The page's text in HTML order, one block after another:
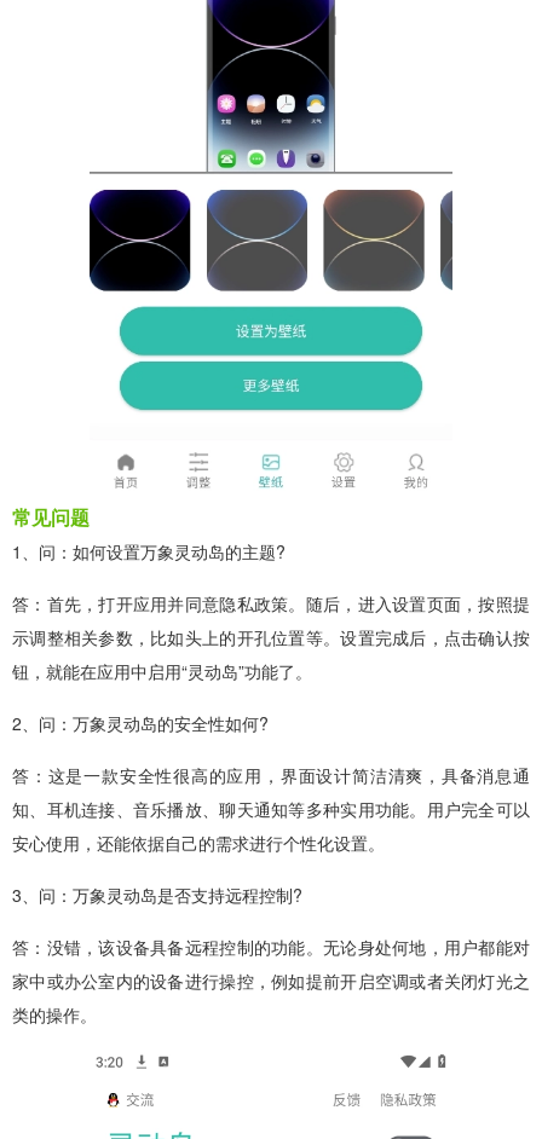
常见问题
1、问：如何设置万象灵动岛的主题?
答：首先，打开应用并同意隐私政策。随后，进入设置页面，按照提
示调整相关参数，比如头上的开孔位置等。设置完成后，点击确认按
钮，就能在应用中启用“灵动岛”功能了。
2、问：万象灵动岛的安全性如何?
答：这是一款安全性很高的应用，界面设计简洁清爽，具备消息通
知、耳机连接、音乐播放、聊天通知等多种实用功能。用户完全可以
安心使用，还能依据自己的需求进行个性化设置。
3、问：万象灵动岛是否支持远程控制?
答：没错，该设备具备远程控制的功能。无论身处何地，用户都能对
家中或办公室内的设备进行操控，例如提前开启空调或者关闭灯光之
类的操作。